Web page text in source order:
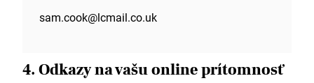
sam.cook@lcmail.co.uk
4. Odkazy na vašu online prítomnosť